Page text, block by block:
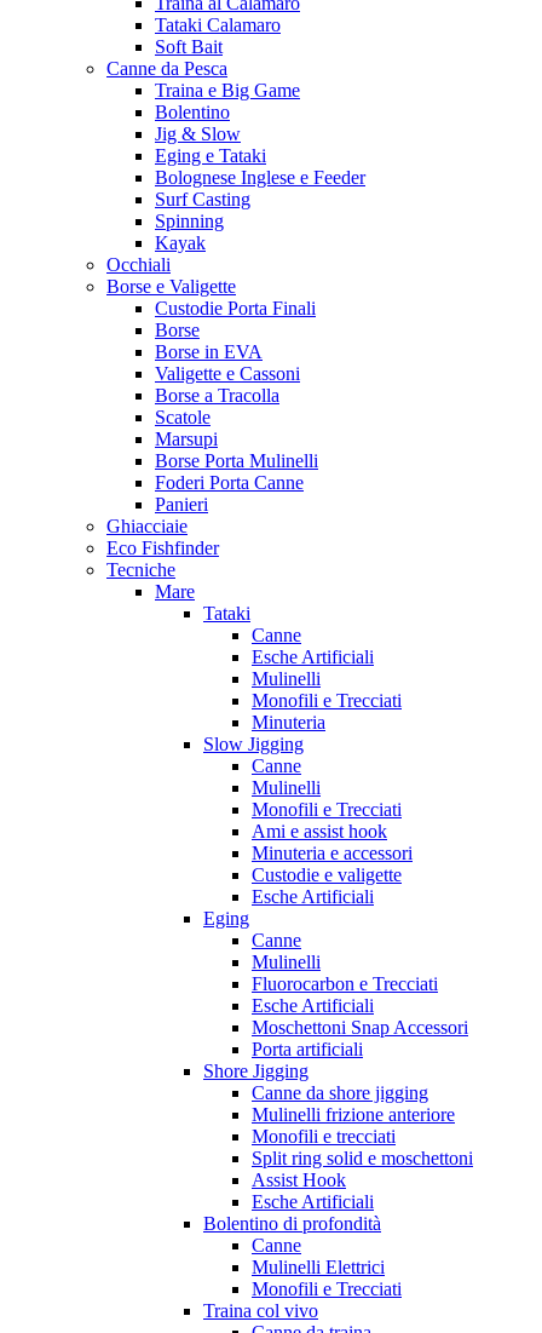
Tataki Calamaro
Soft Bait
Canne da Pesca
Traina e Big Game
Bolentino
Jig & Slow
Eging e Tataki
Bolognese Inglese e Feeder
Surf Casting
Spinning
Kayak
Occhiali
Borse e Valigette
Custodie Porta Finali
Borse
Borse in EVA
Valigette e Cassoni
Borse a Tracolla
Scatole
Marsupi
Borse Porta Mulinelli
Foderi Porta Canne
Panieri
Ghiacciaie
Eco Fishfinder
Tecniche
Mare
Tataki
Canne
Esche Artificiali
Mulinelli
Monofili e Trecciati
Minuteria
Slow Jigging
Canne
Mulinelli
Monofili e Trecciati
Ami e assist hook
Minuteria e accessori
Custodie e valigette
Esche Artificiali
Eging
Canne
Mulinelli
Fluorocarbon e Trecciati
Esche Artificiali
Moschettoni Snap Accessori
Porta artificiali
Shore Jigging
Canne da shore jigging
Mulinelli frizione anteriore
Monofili e trecciati
Split ring solid e moschettoni
Assist Hook
Esche Artificiali
Bolentino di profondità
Canne
Mulinelli Elettrici
Monofili e Trecciati
Traina col vivo